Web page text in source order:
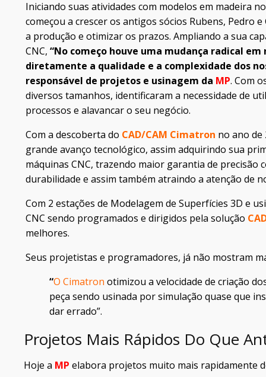
Iniciando suas atividades com modelos em madeira
começou a crescer os antigos sócios Rubens, Pedro
a produção e otimizar os prazos. Ampliando a sua
CNC, “No começo houve uma mudança radical
diretamente a qualidade e a complexidade dos
responsável de projetos e usinagem da MP. Com
diversos tamanhos, identificaram a necessidade de
processos e alavancar o seu negócio.
Com a descoberta do CAD/CAM Cimatron no ano
grande avanço tecnológico, assim adquirindo sua
máquinas CNC, trazendo maior garantia de precisão
durabilidade e assim também atraindo a atenção de
Com 2 estações de Modelagem de Superfícies 3D e
CNC sendo programados e dirigidos pela solução
melhores.
Seus projetistas e programadores, já não mostram
“O Cimatron otimizou a velocidade de criação
peça sendo usinada por simulação quase que
dar errado”.
Projetos Mais Rápidos Do Que
Hoje a MP elabora projetos muito mais rapidamente